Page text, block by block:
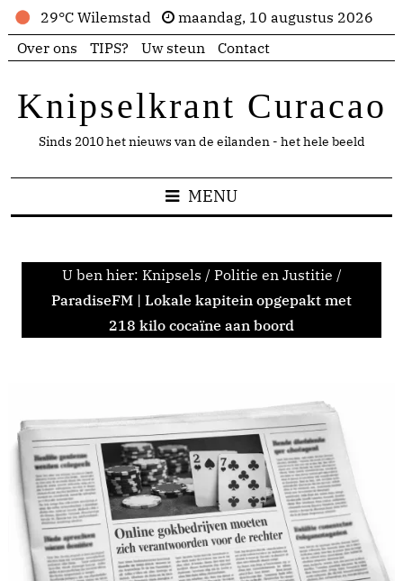
29°C Wilemstad
maandag, 10 augustus 2026
Over ons
TIPS? Uw steun Contact
Knipselkrant Curacao
Sinds 2010 het nieuws van de eilanden - het hele beeld
MENU
U ben hier: Knipsels / Politie en Justitie /
ParadiseFM | Lokale kapitein opgepakt met
218 kilo cocaïne aan boord